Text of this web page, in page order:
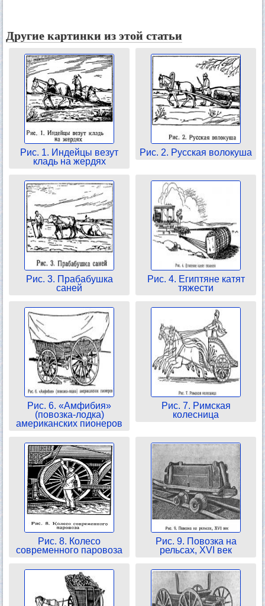
Другие картинки из этой статьи
Рис. 1. Индейцы везут
кладь на жердях
Рис. 2. Русская волокуша
Рис. 3. Прабабушка
саней
Рис. 4. Египтяне катят
тяжести
Рис. 6. «Амфибия»
(повозка-лодка)
американских пионеров
Рис. 7. Римская
колесница
Рис. 8. Колесо
современного паровоза
Рис. 9. Повозка на
рельсах, XVI век